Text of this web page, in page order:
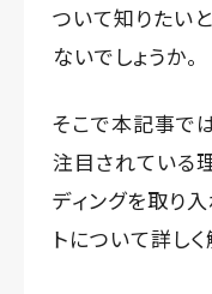
ついて知りたい
ないでしょうか。
そこで本記事で
注目されている
ディングを取り
トについて詳しく